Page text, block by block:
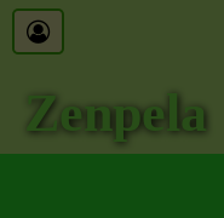
Zenpela